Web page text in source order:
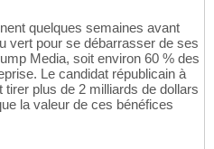
quelques semaines avant
vert pour se débarrasser de ses
Media, soit environ 60 % des
Le candidat républicain à
tirer plus de 2 milliards de dollars
la valeur de ces bénéfices